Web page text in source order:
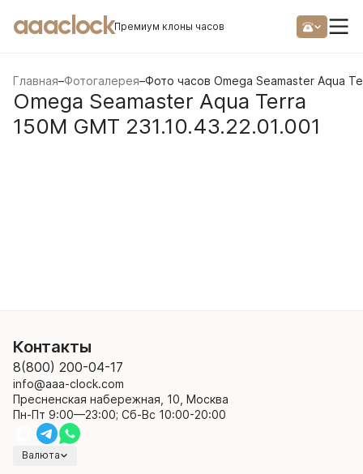
aaaclockПремиум клоны часов
Главная–Фотогалерея–Фото часов Omega Seamaster Aqua
Omega Seamaster Aqua Terra
150M GMT 231.10.43.22.01.001
Контакты
8(800) 200-04-17
info@aaa-clock.com
Пресненская набережная, 10, Москва
Пн-Пт 9:00—23:00; Сб-Вс 10:00-20:00
Валюта